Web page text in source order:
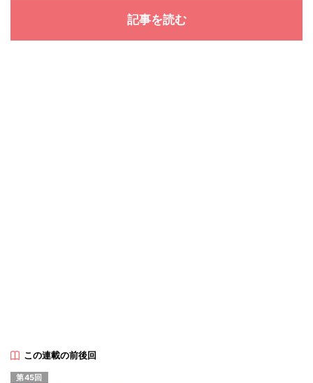
記事を読む
この連載の前後回
第45回